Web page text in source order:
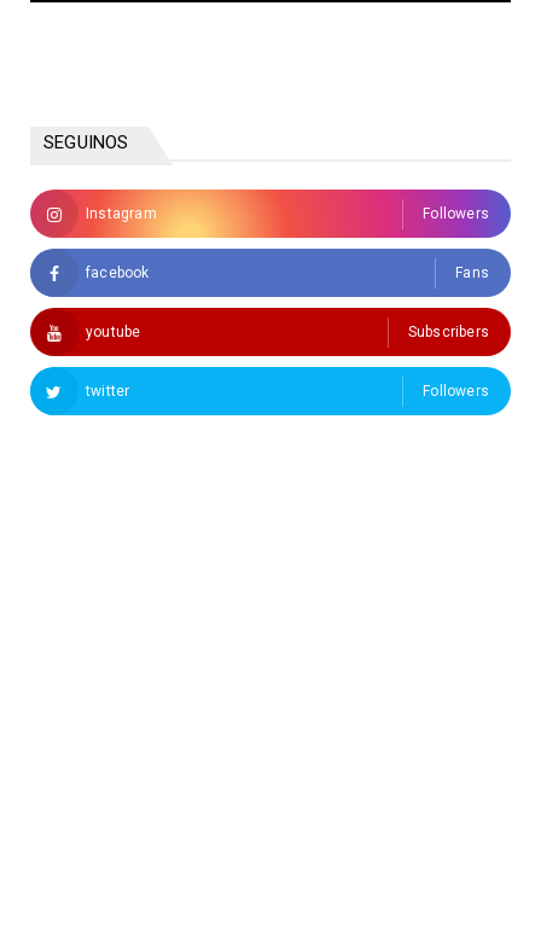
SEGUINOS
Instagram Followers
facebook Fans
youtube Subscribers
twitter Followers